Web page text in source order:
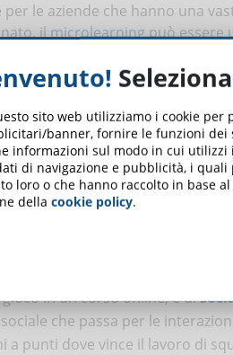
per le aziende che hanno una
ilmicrolearningpuò essere
con colleghi più esperti o
informale.
il
vendite
lavoro e dai colleghi può
e il coinvolgimento degli
interazione sociale.
in un corso online, e di
che passa per le
a punti dove vince il lavoro di
sito web utilizziamo i cookie
banner, fornire le funzioni dei
informazioni sul modo in cui
di navigazione e pubblicità, i
loro o che hanno raccolto in base
della cookie policy.